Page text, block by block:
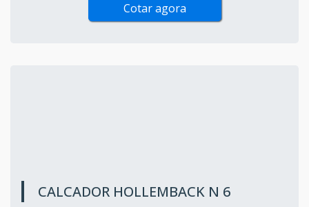
Cotar agora
CALCADOR HOLLEMBACK N 6